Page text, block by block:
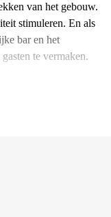
van het gebouw.
stimuleren. En als
bar en het
te vermaken.